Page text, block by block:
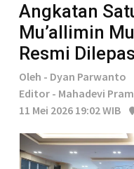
Angkatan
Mu’allimin
Resmi Dilepas
Oleh - Dyan Parwanto
Editor - Mahadevi
11 Mei 2026 19:02 WIB